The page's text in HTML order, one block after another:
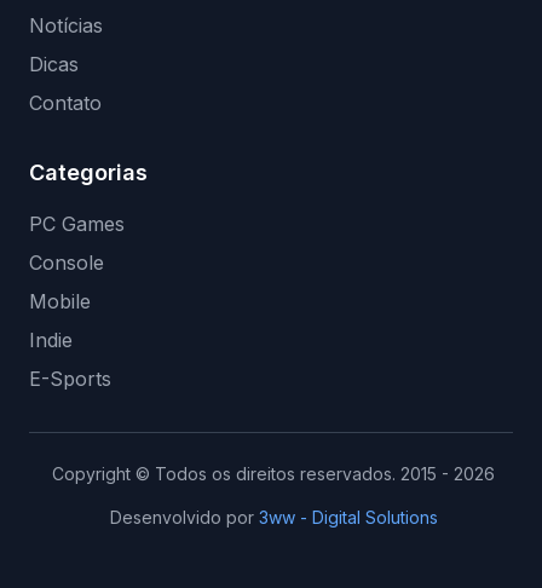
Notícias
Dicas
Contato
Categorias
PC Games
Console
Mobile
Indie
E-Sports
Copyright © Todos os direitos reservados. 2015 - 2026
Desenvolvido por 3ww - Digital Solutions